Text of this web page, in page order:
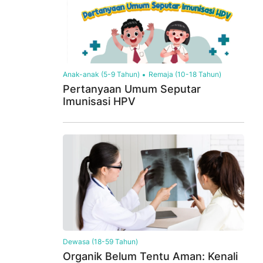
Aman di Rumah Tangga Format MP4
Anak-anak (5-9 Tahun) Remaja (10-18 Tahun)
Pertanyaan Umum Seputar
Imunisasi HPV
Dewasa (18-59 Tahun)
Organik Belum Tentu Aman: Kenali